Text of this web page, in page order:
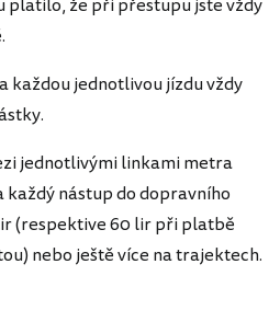
každou jednotlivou jízdu vždy
jednotlivými linkami metra
nástup do dopravního
(respektive 60 lir při platbě
nebo ještě více na trajektech.